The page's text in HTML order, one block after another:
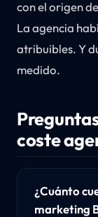
con el origen
La agencia
atribuibles. Y
medido.
coste
¿Cuánto
marketing